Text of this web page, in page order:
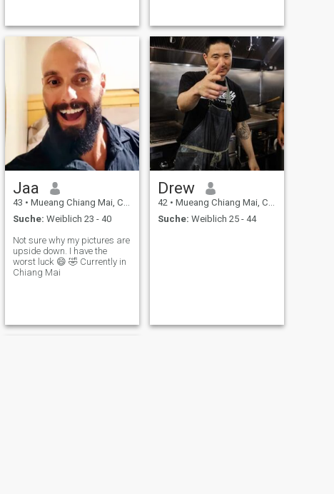
Jaa
43 • Mueang Chiang Mai, Chiang Mai, Thailand
Suche: Weiblich 23 - 40
Not sure why my pictures are
upside down. I have the
worst luck 😄 🤣 Currently in
Chiang Mai
Drew
42 • Mueang Chiang Mai, Chiang Mai, Thailand
Suche: Weiblich 25 - 44